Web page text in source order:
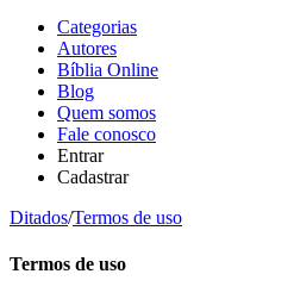
Categorias
Autores
Bíblia Online
Blog
Quem somos
Fale conosco
Entrar
Cadastrar
Ditados/Termos de uso
Termos de uso